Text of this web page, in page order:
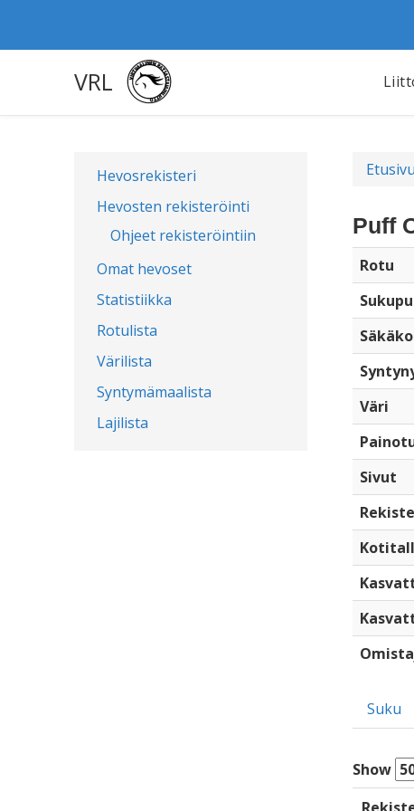
VRL
Hevosrekisteri
Hevosten rekisteröinti
Ohjeet rekisteröintiin
Omat hevoset
Statistiikka
Rotulista
Värilista
Syntymämaalista
Lajilista
Etusivu
Puff
Rotu
Väri
Sivut
Suku
Show